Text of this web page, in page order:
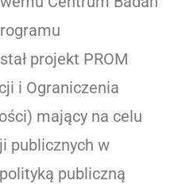
projekt PROM
i Ograniczenia
mający na celu
publicznych w
publiczną